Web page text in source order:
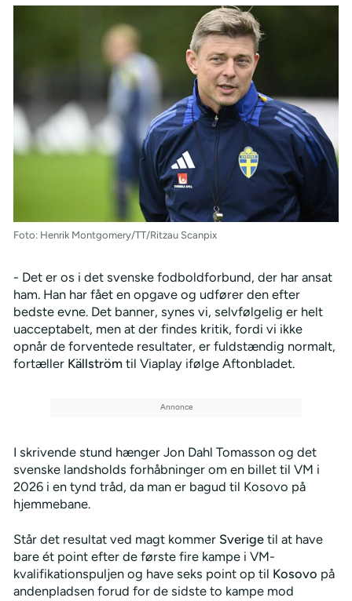
Foto: Henrik Montgomery/TT/Ritzau Scanpix
- Det er os i det svenske fodboldforbund, der har ansat
ham. Han har fået en opgave og udfører den efter
bedste evne. Det banner, synes vi, selvfølgelig er helt
uacceptabelt, men at der findes kritik, fordi vi ikke
opnår de forventede resultater, er fuldstændig normalt,
fortæller Källström til Viaplay ifølge Aftonbladet.
I skrivende stund hænger Jon Dahl Tomasson og det
svenske landsholds forhåbninger om en billet til VM i
2026 i en tynd tråd, da man er bagud til Kosovo på
hjemmebane.
Står det resultat ved magt kommer Sverige til at have
bare ét point efter de første fire kampe i VM-
kvalifikationspuljen og have seks point op til Kosovo på
andenpladsen forud for de sidste to kampe mod